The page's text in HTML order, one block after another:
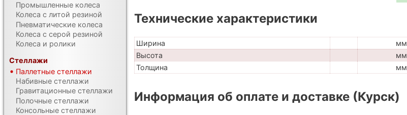
Технические характеристики
Ширина мм
Высота
мм
Толщина
мм
Информация об оплате и доставке (Курск)
Промышленные колеса
Колеса с литой резиной
Пневматические колеса
Колеса с серой резиной
Колеса и ролики
Стеллажи
Паллетные стеллажи
Набивные стеллажи
Гравитационные стеллажи
Полочные стеллажи
Консольные стеллажи